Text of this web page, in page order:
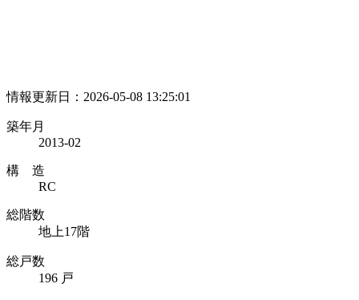
情報更新日：2026-05-08 13:25:01
築年月
2013-02
構 造
RC
総階数
地上17階
総戸数
196 戸